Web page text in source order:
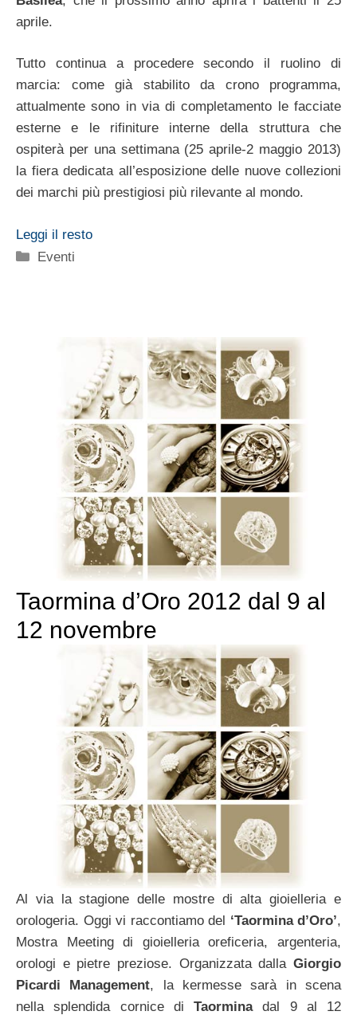
aprile.
Tutto continua a procedere secondo il ruolino di
marcia: come già stabilito da crono programma,
attualmente sono in via di completamento le facciate
esterne e le rifiniture interne della struttura che
ospiterà per una settimana (25 aprile-2 maggio 2013)
la fiera dedicata all’esposizione delle nuove collezioni
dei marchi più prestigiosi più rilevante al mondo.
Leggi il resto
Categorie
Eventi
Taormina d’Oro 2012 dal 9 al
12 novembre
Al via la stagione delle mostre di alta gioielleria e
orologeria. Oggi vi raccontiamo del ‘Taormina d’Oro’,
Mostra Meeting di gioielleria oreficeria, argenteria,
orologi e pietre preziose. Organizzata dalla Giorgio
Picardi Management, la kermesse sarà in scena
nella splendida cornice di Taorminadal 9 al 12